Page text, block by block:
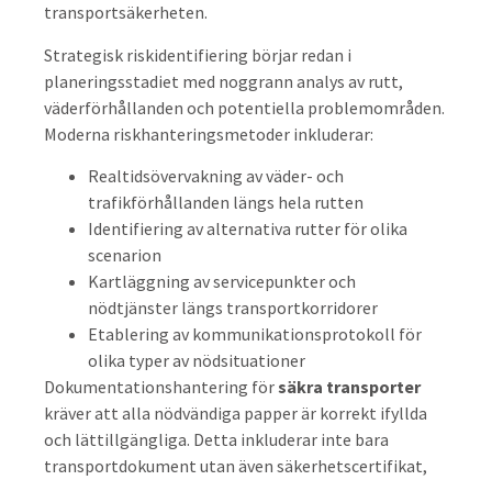
transportsäkerheten.
Strategisk riskidentifiering börjar redan i
planeringsstadiet med noggrann analys av rutt,
väderförhållanden och potentiella problemområden.
Moderna riskhanteringsmetoder inkluderar:
Realtidsövervakning av väder- och
trafikförhållanden längs hela rutten
Identifiering av alternativa rutter för olika
scenarion
Kartläggning av servicepunkter och
nödtjänster längs transportkorridorer
Etablering av kommunikationsprotokoll för
olika typer av nödsituationer
Dokumentationshantering försäkra transporter
kräver att alla nödvändiga papper är korrekt ifyllda
och lättillgängliga. Detta inkluderar inte bara
transportdokument utan även säkerhetscertifikat,